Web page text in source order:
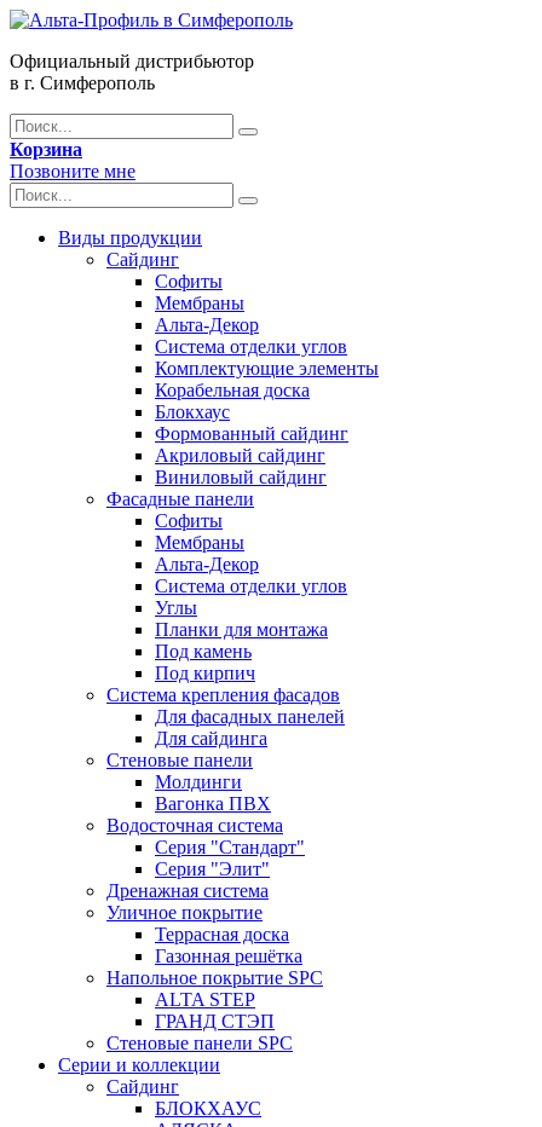
Официальный дистрибьютор
в г. Симферополь
Корзина
Позвоните мне
Виды продукции
Сайдинг
Софиты
Мембраны
Альта-Декор
Система отделки углов
Комплектующие элементы
Корабельная доска
Блокхаус
Формованный сайдинг
Акриловый сайдинг
Виниловый сайдинг
Фасадные панели
Софиты
Мембраны
Альта-Декор
Система отделки углов
Углы
Планки для монтажа
Под камень
Под кирпич
Система крепления фасадов
Для фасадных панелей
Для сайдинга
Стеновые панели
Молдинги
Вагонка ПВХ
Водосточная система
Серия "Стандарт"
Серия "Элит"
Дренажная система
Уличное покрытие
Террасная доска
Газонная решётка
Напольное покрытие SPC
ALTA STEP
ГРАНД СТЭП
Стеновые панели SPC
Серии и коллекции
Сайдинг
БЛОКХАУС